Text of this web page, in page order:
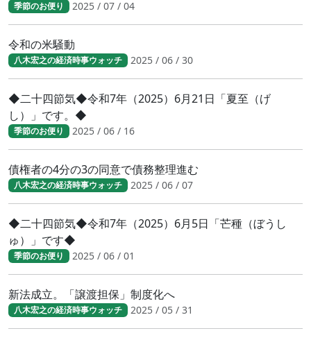
季節のお便り 2025 / 07 / 04
令和の米騒動
八木宏之の経済時事ウォッチ 2025 / 06 / 30
◆二十四節気◆令和7年（2025）6月21日「夏至（げ
し）」です。◆
季節のお便り 2025 / 06 / 16
債権者の4分の3の同意で債務整理進む
八木宏之の経済時事ウォッチ 2025 / 06 / 07
◆二十四節気◆令和7年（2025）6月5日「芒種（ぼうし
ゅ）」です◆
季節のお便り 2025 / 06 / 01
新法成立。「譲渡担保」制度化へ
八木宏之の経済時事ウォッチ 2025 / 05 / 31